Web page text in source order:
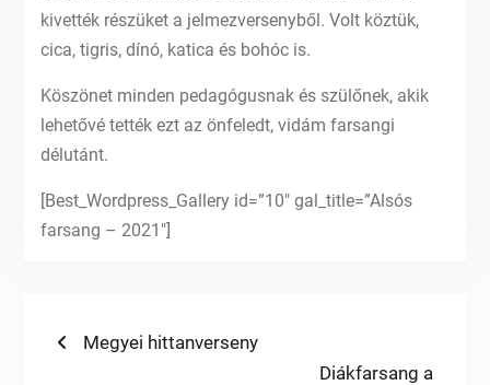
kivették részüket a jelmezversenyből. Volt köztük,
cica, tigris, dínó, katica és bohóc is.
Köszönet minden pedagógusnak és szülőnek, akik
lehetővé tették ezt az önfeledt, vidám farsangi
délutánt.
[Best_Wordpress_Gallery id=”10″ gal_title=”Alsós
farsang – 2021″]
Bejegyzés
Previous
Megyei hittanverseny
Next
Diákfarsang a